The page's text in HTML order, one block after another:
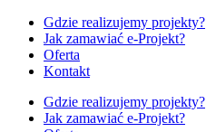
Gdzie realizujemy projekty?
Jak zamawiać e-Projekt?
Oferta
Kontakt
Gdzie realizujemy projekty?
Jak zamawiać e-Projekt?